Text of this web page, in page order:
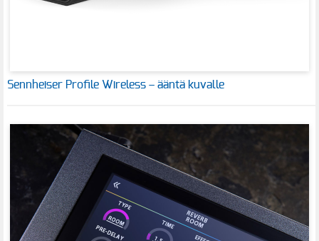
Sennheiser Profile Wireless – ääntä kuvalle